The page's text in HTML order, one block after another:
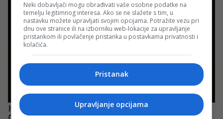
Neki dobavljači mogu obrađivati vaše osobne podatke na
temelju legitimnog interesa. Ako se ne slažete s tim, u
nastavku možete upravljati svojim opcijama. Potražite vezu pri
dnu ove stranice ili na izborniku web-lokacije za upravljanje
pristankom ili povlačenje pristanka u postavkama privatnosti i
kolačića.
Pristanak
Upravljanje opcijama